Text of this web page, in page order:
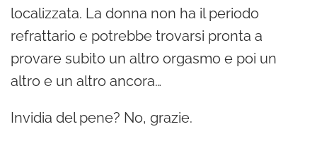
localizzata. La donna non ha il periodo
refrattario e potrebbe trovarsi pronta a
provare subito un altro orgasmo e poi un
altro e un altro ancora…
Invidia del pene? No, grazie.